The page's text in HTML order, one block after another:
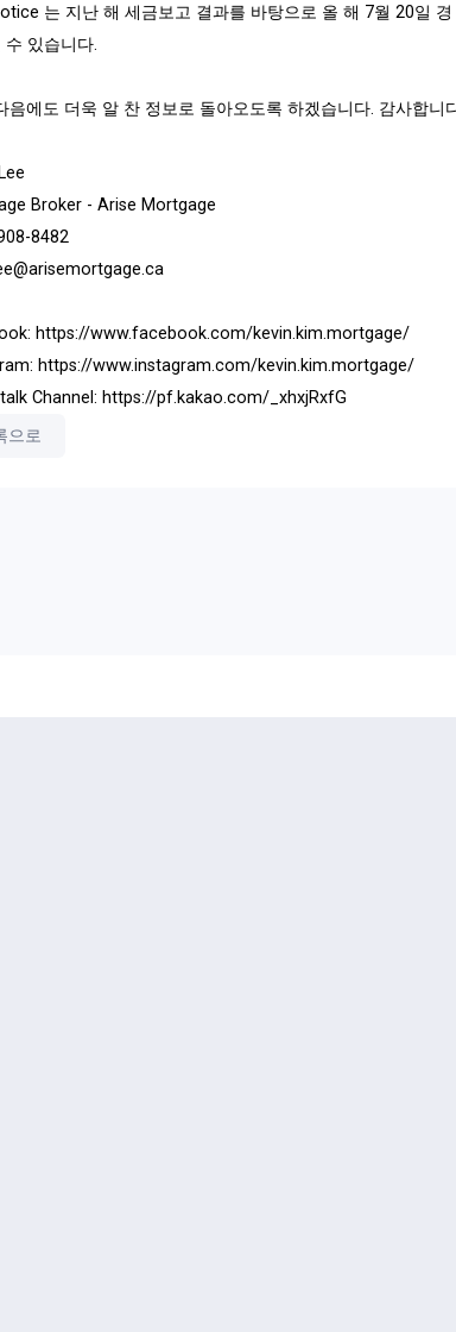
는 지난 해 세금보고 결과를 바탕으로 올 해 7월 20일
수 있습니다.
음에도 더욱 알 찬 정보로 돌아오도록 하겠습니다. 감사합니
Broker - Arise Mortgage
8482
https://www.facebook.com/kevin.kim.mortgage/
https://www.instagram.com/kevin.kim.mortgage/
Channel: https://pf.kakao.com/_xhxjRxfG
으로